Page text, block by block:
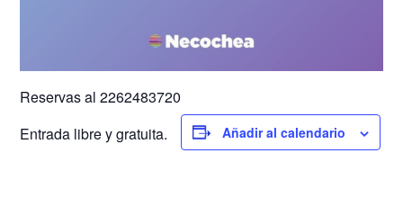
Reservas al 2262483720
Entrada libre y gratuita.
Añadir al calendario